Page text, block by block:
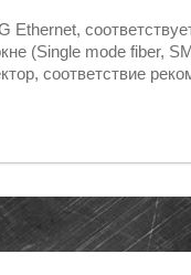
(Single mode fiber,
соответствие